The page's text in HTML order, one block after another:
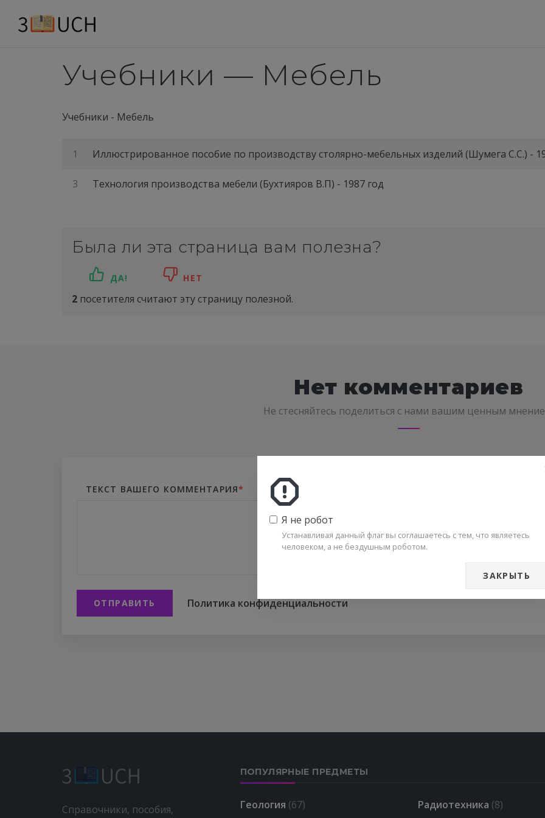
Учебники — Мебель
Учебники - Мебель
1 Иллюстрированное пособие по производству столярно-мебельных изделий (Шумега С.С.) -
3 Технология производства мебели (Бухтияров В.П) - 1987 год
Была ли эта страница вам полезна?
ДА! НЕТ
2 посетителя считают эту страницу полезной.
Нет комментариев
Не стесняйтесь поделиться с нами вашим ценным
ТЕКСТ ВАШЕГО КОММЕНТАРИЯ*
ОТПРАВИТЬ Политика конфиденциальности
Справочники, пособия,
ПОПУЛЯРНЫЕ ПРЕДМЕТЫ
Геология (67) Радиотехника (8)
Я не робот
Устанавливая данный флаг вы соглашаетесь с тем, что являетесь
человеком, а не бездушным роботом.
ЗАКРЫТЬ